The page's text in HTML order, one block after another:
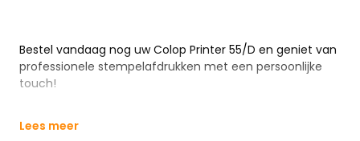
Bestel vandaag nog uw Colop Printer 55/D en geniet van
professionele stempelafdrukken met een persoonlijke
touch!
Lees meer